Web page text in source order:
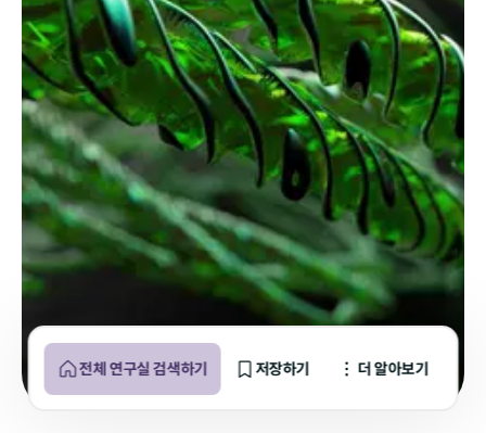
전체 연구실 검색하기 저장하기 더 알아보기